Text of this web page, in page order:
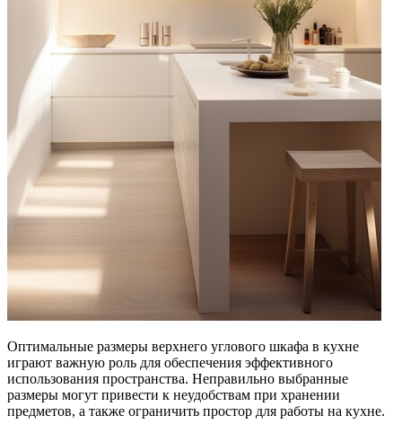
Оптимальные размеры верхнего углового шкафа в кухне
играют важную роль для обеспечения эффективного
использования пространства. Неправильно выбранные
размеры могут привести к неудобствам при хранении
предметов, а также ограничить простор для работы на кухне.